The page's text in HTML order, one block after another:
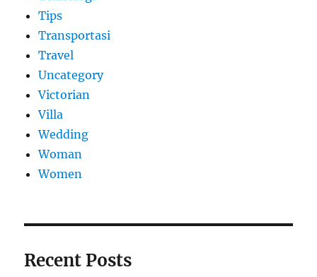
Tips
Transportasi
Travel
Uncategory
Victorian
Villa
Wedding
Woman
Women
Recent Posts